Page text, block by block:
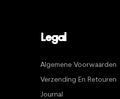
Legal
Algemene Voorwaarden
Verzending En Retouren
Journal